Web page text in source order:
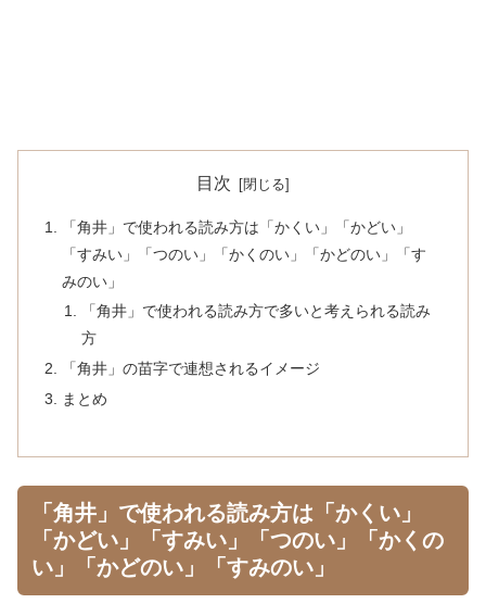
目次
「角井」で使われる読み方は「かくい」「かどい」
「すみい」「つのい」「かくのい」「かどのい」「す
みのい」
「角井」で使われる読み方で多いと考えられる読み
方
「角井」の苗字で連想されるイメージ
まとめ
「角井」で使われる読み方は「かくい」
「かどい」「すみい」「つのい」「かくの
い」「かどのい」「すみのい」